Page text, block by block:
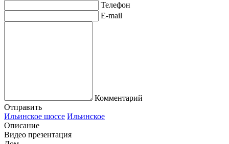
Телефон
E-mail
Комментарий
Отправить
Ильинское шоссе Ильинское
Описание
Видео презентация